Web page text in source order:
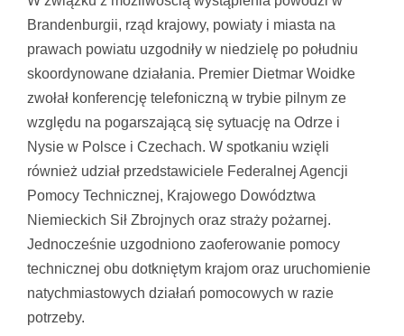
obrazek
Brandenburgii, rząd krajowy, powiaty i miasta na
prawach powiatu uzgodniły w niedzielę po południu
skoordynowane działania. Premier Dietmar Woidke
zwołał konferencję telefoniczną w trybie pilnym ze
względu na pogarszającą się sytuację na Odrze i
Nysie w Polsce i Czechach. W spotkaniu wzięli
również udział przedstawiciele Federalnej Agencji
Pomocy Technicznej, Krajowego Dowództwa
Niemieckich Sił Zbrojnych oraz straży pożarnej.
Jednocześnie uzgodniono zaoferowanie pomocy
technicznej obu dotkniętym krajom oraz uruchomienie
natychmiastowych działań pomocowych w razie
potrzeby.